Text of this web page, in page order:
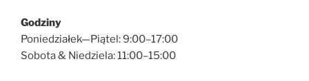
Godziny
Poniedziałek—Piątel: 9:00–17:00
Sobota & Niedziela: 11:00–15:00